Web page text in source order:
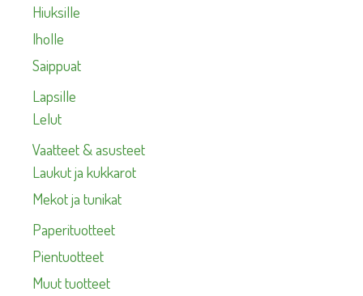
Hiuksille
Iholle
Saippuat
Lapsille
Lelut
Vaatteet & asusteet
Laukut ja kukkarot
Mekot ja tunikat
Paperituotteet
Pientuotteet
Muut tuotteet